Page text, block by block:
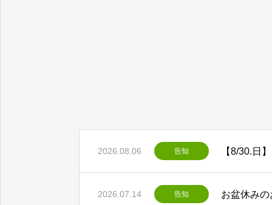
2026.08.06 告知
2026.07.14 告知 お盆休み